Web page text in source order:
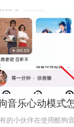
音乐心动模式
狗音乐心动模式
小伙伴在使用酷狗